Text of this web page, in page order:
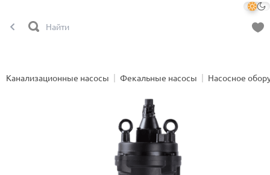
Канализационные насосы Фекальные насосы Насосное